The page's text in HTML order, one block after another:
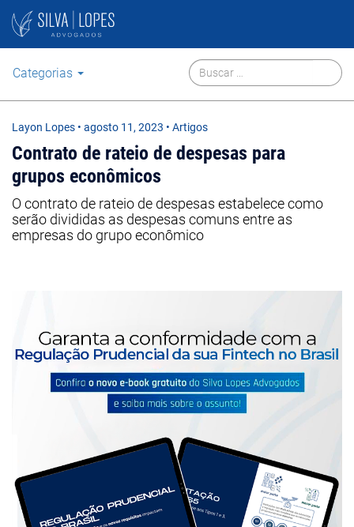
Categorias
Layon Lopes • agosto 11, 2023 • Artigos
Contrato de rateio de despesas para
grupos econômicos
O contrato de rateio de despesas estabelece como
serão divididas as despesas comuns entre as
empresas do grupo econômico